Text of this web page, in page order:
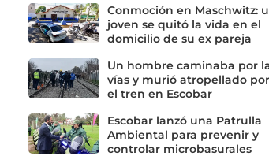
Conmoción en Maschwitz:
joven se quitó la vida en el
domicilio de su ex pareja
Un hombre caminaba por
vías y murió atropellado por
el tren en Escobar
Escobar lanzó una Patrulla
Ambiental para prevenir y
controlar microbasurales